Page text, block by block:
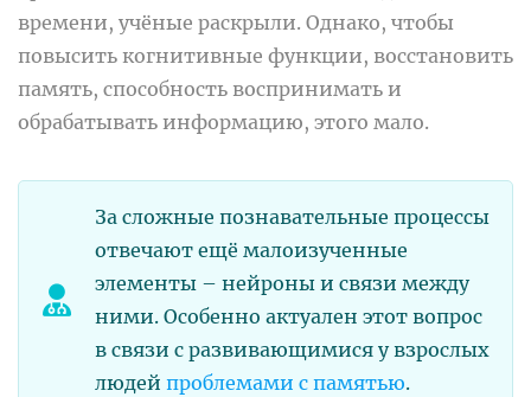
времени, учёные раскрыли. Однако, чтобы
повысить когнитивные функции, восстановить
память, способность воспринимать и
обрабатывать информацию, этого мало.
За сложные познавательные процессы
отвечают ещё малоизученные
элементы – нейроны и связи между
ними. Особенно актуален этот вопрос
в связи с развивающимися у взрослых
людей проблемами с памятью.